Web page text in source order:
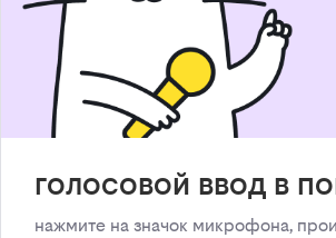
голосовой ввод в
нажмите на значок микрофона,